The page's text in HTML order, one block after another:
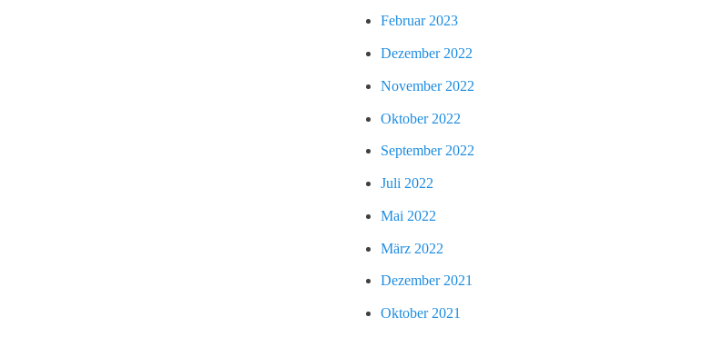
Februar 2023
Dezember 2022
November 2022
Oktober 2022
September 2022
Juli 2022
Mai 2022
März 2022
Dezember 2021
Oktober 2021